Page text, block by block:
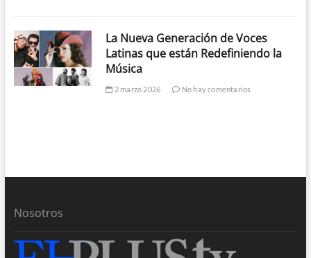
La Nueva Generación de Voces
Latinas que están Redefiniendo la
Música
2 marzo 2026 No hay comentarios
Nosotros